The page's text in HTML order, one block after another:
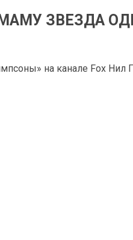
ЗВЕЗДА
на канале Fox